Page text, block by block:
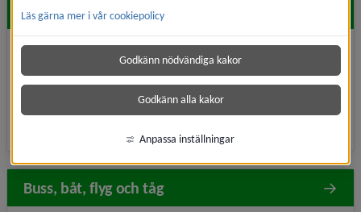
Hitta snabbt
Färdtjänst Nyheter
Buss, båt, flyg och tåg
Läs gärna mer i vår cookiepolicy
Godkänn nödvändiga kakor
Godkänn alla kakor
Anpassa inställningar